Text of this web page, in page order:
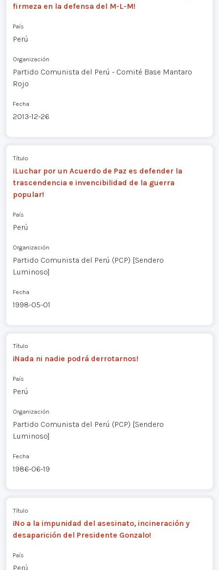
firmeza en la defensa del M-L-M!
País
Perú
Organización
Partido Comunista del Perú - Comité Base Mantaro
Rojo
Fecha
2013-12-26
Título
¡Luchar por un Acuerdo de Paz es defender la
trascendencia e invencibilidad de la guerra
popular!
País
Perú
Organización
Partido Comunista del Perú (PCP) [Sendero
Luminoso]
Fecha
1998-05-01
Título
¡Nada ni nadie podrá derrotarnos!
País
Perú
Organización
Partido Comunista del Perú (PCP) [Sendero
Luminoso]
Fecha
1986-06-19
Título
¡No a la impunidad del asesinato, incineración y
desaparición del Presidente Gonzalo!
País
Perú